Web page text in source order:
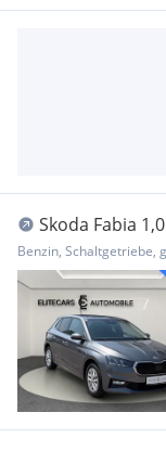
Skoda Fabia
SITZHEIZUNG /
Benzin, Schaltgetriebe,